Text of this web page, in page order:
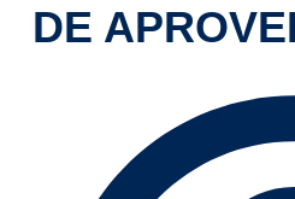
DE